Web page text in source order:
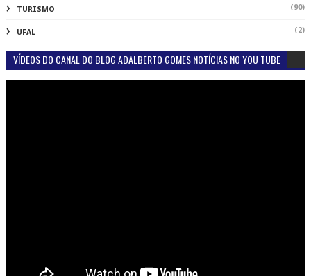
TURISMO (90)
UFAL (2)
VÍDEOS DO CANAL DO BLOG ADALBERTO GOMES NOTÍCIAS NO YOU TUBE